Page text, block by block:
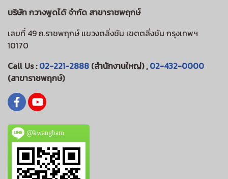
บริษัท กวางพูดได้ จำกัด สาขาราชพฤกษ์
เลขที่ 49 ถ.ราชพฤกษ์ แขวงตลิ่งชัน เขตตลิ่งชัน กรุงเทพฯ
10170
Call Us :02-221-2888 (สำนักงานใหญ่) ,02-432-0000
(สาขาราชพฤกษ์)
@kwangham